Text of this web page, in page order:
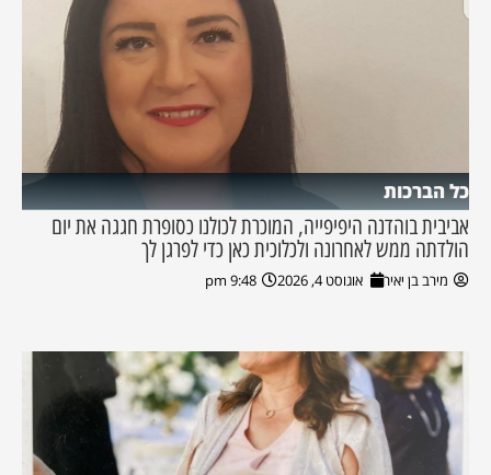
כל הברכות
אביבית בוהדנה היפיפייה, המוכרת לכולנו כסופרת חגגה את יום
הולדתה ממש לאחרונה ולכלוכית כאן כדי לפרגן לך
מירב בן יאיר אוגוסט 4, 2026 9:48 pm